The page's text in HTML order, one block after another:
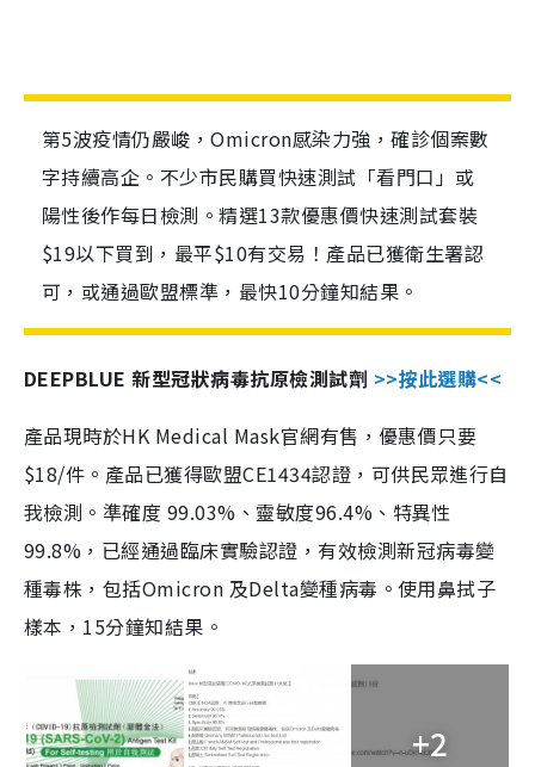
第5波疫情仍嚴峻，Omicron感染力強，確診個案數
字持續高企。不少市民購買快速測試「看門口」或
陽性後作每日檢測。精選13款優惠價快速測試套裝
$19以下買到，最平$10有交易！產品已獲衛生署認
可，或通過歐盟標準，最快10分鐘知結果。
DEEPBLUE 新型冠狀病毒抗原檢測試劑 >>按此選購<<
產品現時於HK Medical Mask官網有售，優惠價只要
$18/件。產品已獲得歐盟CE1434認證，可供民眾進行自
我檢測。準確度 99.03%、靈敏度96.4%、特異性
99.8%，已經通過臨床實驗認證，有效檢測新冠病毒變
種毒株，包括Omicron 及Delta變種病毒。使用鼻拭子
樣本，15分鐘知結果。
+2